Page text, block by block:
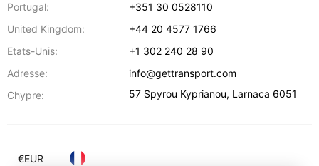
Portugal:
+351 30 0528110
United Kingdom:
+44 20 4577 1766
Etats-Unis:
+1 302 240 28 90
Adresse:
info@gettransport.com
Chypre:
57 Spyrou Kyprianou, Larnaca 6051
€EUR